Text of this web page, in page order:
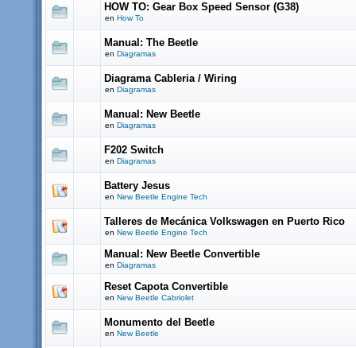
HOW TO: Gear Box Speed Sensor (G38)
en How To
Manual: The Beetle
en Diagramas
Diagrama Cableria / Wiring
en Diagramas
Manual: New Beetle
en Diagramas
F202 Switch
en Diagramas
Battery Jesus
en New Beetle Engine Tech
Talleres de Mecánica Volkswagen en Puerto Rico
en New Beetle Engine Tech
Manual: New Beetle Convertible
en Diagramas
Reset Capota Convertible
en New Beetle Cabriolet
Monumento del Beetle
en New Beetle